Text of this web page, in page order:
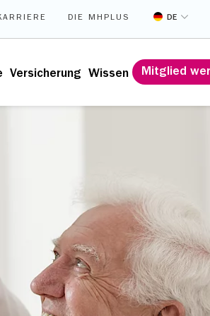
DIE MHPLUS DE
Versicherung Wissen Mitglied